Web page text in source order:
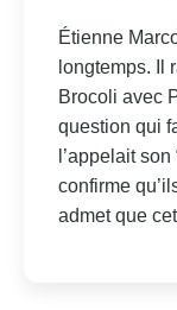
Étienne
longtemps. Il
Brocoli avec
question qui
l’appelait
confirme
admet que